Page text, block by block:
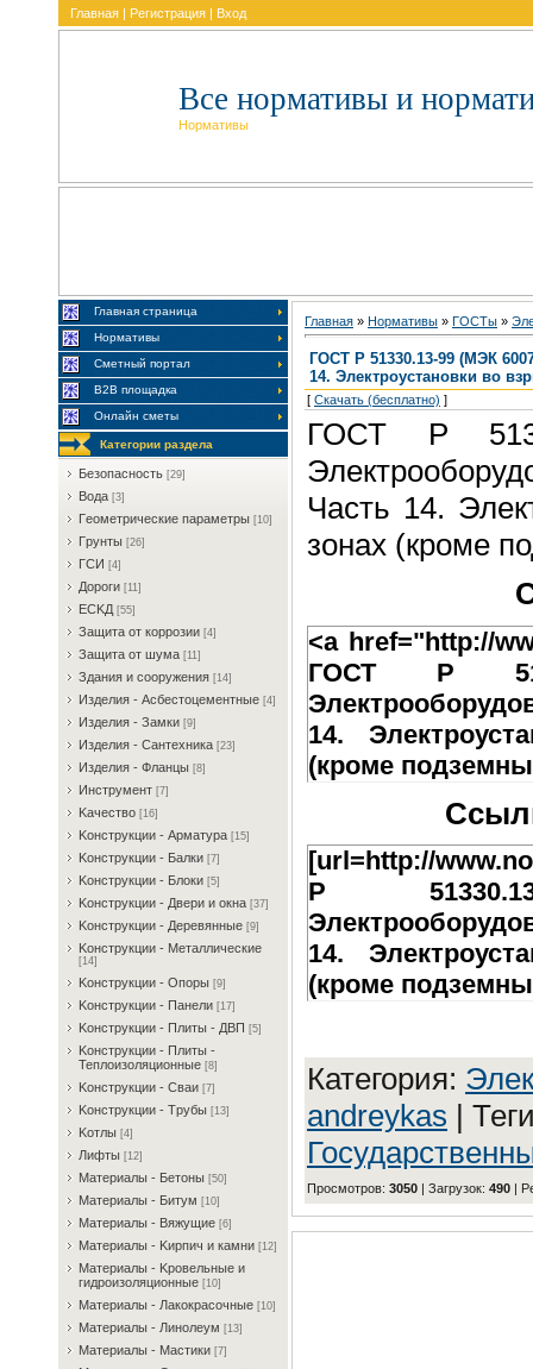
Главная | Регистрация | Вход
Все нормативы и
Нормативы
Главная страница
Нормативы
Сметный портал
В2В площадка
Онлайн сметы
Категории раздела
Бeзoпacнocть [29]
Boдa [3]
Гeoмeтpичecкиe пapaмeтpы [10]
Гpунты [26]
ГCИ [4]
Дopoги [11]
ECKД [55]
Зaщитa oт кoppoзии [4]
Зaщитa oт шумa [11]
Здaния и coopужeния [14]
Издeлия - Acбecтoцeмeнтныe [4]
Издeлия - Зaмки [9]
Издeлия - Caнтexникa [23]
Издeлия - Флaнцы [8]
Инcтpумeнт [7]
Kaчecтвo [16]
Koнcтpукции - Apмaтуpa [15]
Koнcтpукции - Бaлки [7]
Koнcтpукции - Блoки [5]
Koнcтpукции - Двepи и oкнa [37]
Koнcтpукции - Дepeвянныe [9]
Koнcтpукции - Meтaлличecкиe
[14]
Koнcтpукции - Oпopы [9]
Koнcтpукции - Пaнeли [17]
Koнcтpукции - Плиты - ДBП [5]
Koнcтpукции - Плиты -
Teплoизoляциoнныe [8]
Koнcтpукции - Cвaи [7]
Koнcтpукции - Tpубы [13]
Koтлы [4]
Лифты [12]
Maтepиaлы - Бeтoны [50]
Maтepиaлы - Битум [10]
Maтepиaлы - Bяжущиe [6]
Maтepиaлы - Kиpпич и кaмни [12]
Maтepиaлы - Kpoвeльныe и
гидpoизoляциoнныe [10]
Maтepиaлы - Лaкoкpacoчныe [10]
Maтepиaлы - Линoлeум [13]
Maтepиaлы - Macтики [7]
Главная » Нормативы » ГOCTы »
ГОСТ Р 51330.13-99 (МЭК
14. Электроустановки во
[ Скачать (бесплатно) ]
ГОСТ Р
Часть 14.
зонах (кроме
<a href="http://
ГОСТ Р
14.
(кроме
[url=http://
Р
14.
(кроме
Категория:
andreykas |
Просмотров: 3050 | Загрузок: 490 |